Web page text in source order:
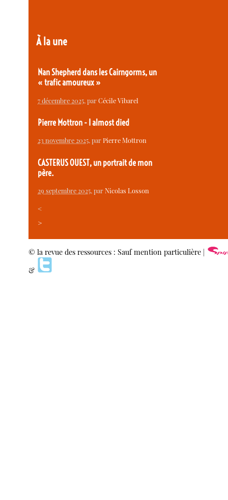
À la une
Nan Shepherd dans les Cairngorms, un
« trafic amoureux »
7 décembre 2025, parCécile Vibarel
Pierre Mottron - I almost died
23 novembre 2025, parPierre Mottron
CASTERUS OUEST, un portrait de mon
père.
29 septembre 2025, parNicolas Losson
<
>
© la revue des ressources : Sauf mention particulière |
&